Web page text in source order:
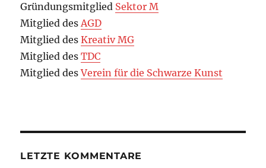
Gründungsmitglied Sektor M
Mitglied desAGD
Mitglied desKreativ MG
Mitglied desTDC
Mitglied desVerein für die Schwarze Kunst
LETZTE KOMMENTARE